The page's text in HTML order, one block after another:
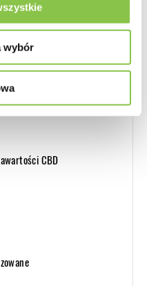
wybór
Indoor)
CBD...
CBD